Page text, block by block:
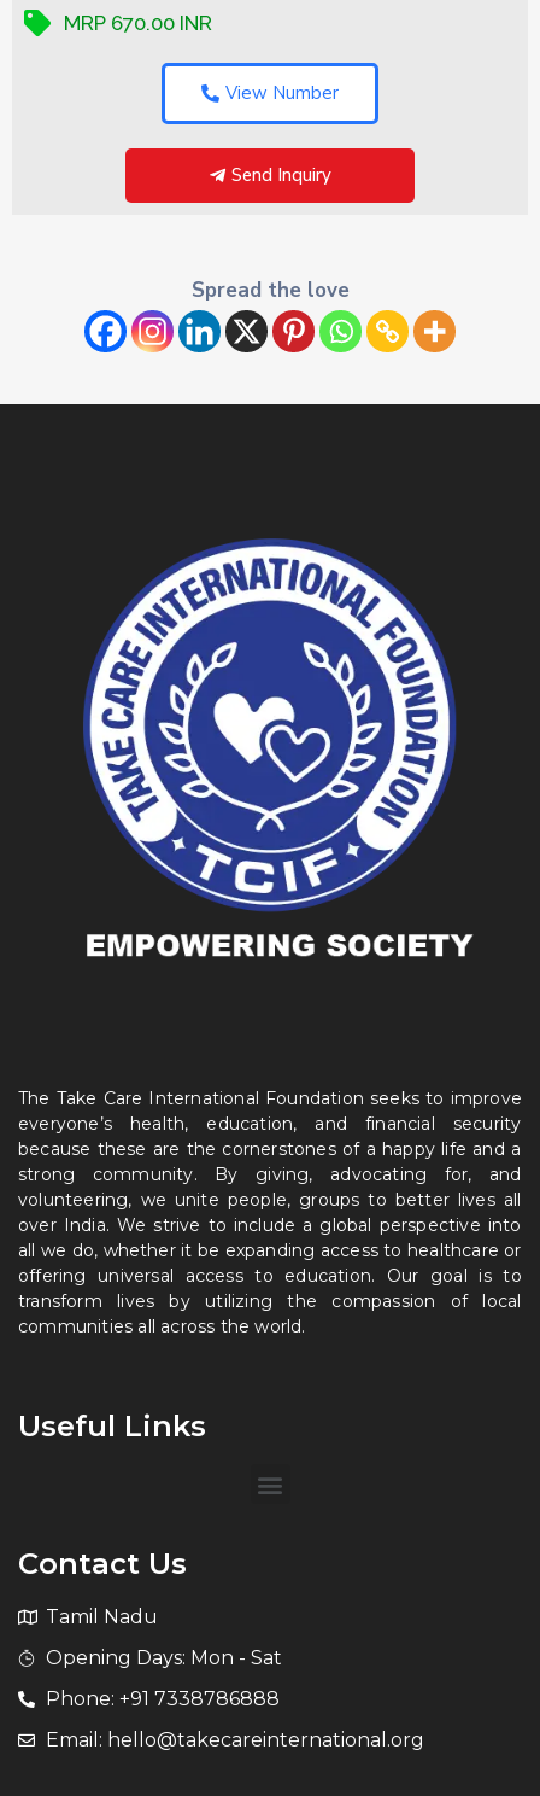
MRP 670.00 INR
View Number
Send Inquiry
Spread the love
The Take Care International Foundation seeks to improve
everyone’s health, education, and financial security
because these are the cornerstones of a happy life and a
strong community. By giving, advocating for, and
volunteering, we unite people, groups to better lives all
over India. We strive to include a global perspective into
all we do, whether it be expanding access to healthcare or
offering universal access to education. Our goal is to
transform lives by utilizing the compassion of local
communities all across the world.
Useful Links
Contact Us
Tamil Nadu
Opening Days: Mon - Sat
Phone: +91 7338786888
Email: hello@takecareinternational.org